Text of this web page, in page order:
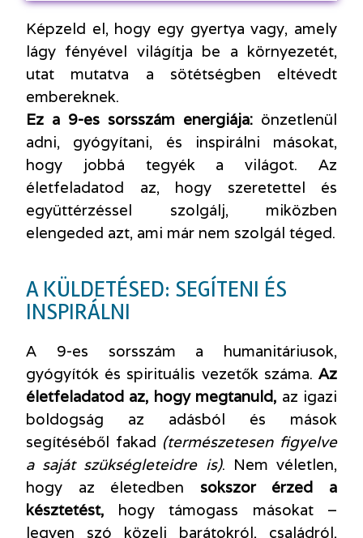
Képzeld el, hogy egy gyertya vagy, amely
lágy fényével világítja be a környezetét,
utat mutatva a sötétségben eltévedt
embereknek.
Ez a 9-es sorsszám energiája: önzetlenül
adni, gyógyítani, és inspirálni másokat,
hogy jobbá tegyék a világot. Az
életfeladatod az, hogy szeretettel és
együttérzéssel szolgálj, miközben
elengeded azt, ami már nem szolgál téged.
A KÜLDETÉSED: SEGÍTENI ÉS
INSPIRÁLNI
A 9-es sorsszám a humanitáriusok,
gyógyítók és spirituális vezetők száma. Az
életfeladatod az, hogy megtanuld, az igazi
boldogság az adásból és mások
segítéséből fakad (természetesen figyelve
a saját szükségleteidre is). Nem véletlen,
hogy az életedben sokszor érzed a
késztetést, hogy támogass másokat –
legyen szó közeli barátokról, családról,